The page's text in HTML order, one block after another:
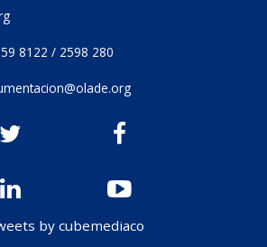
8122 / 2598 280
by cubemediaco